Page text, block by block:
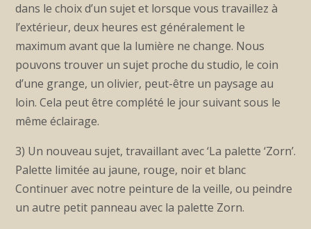
dans le choix d’un sujet et lorsque vous travaillez à
l’extérieur, deux heures est généralement le
maximum avant que la lumière ne change. Nous
pouvons trouver un sujet proche du studio, le coin
d’une grange, un olivier, peut-être un paysage au
loin. Cela peut être complété le jour suivant sous le
même éclairage.
3) Un nouveau sujet, travaillant avec ‘La palette ‘Zorn’.
Palette limitée au jaune, rouge, noir et blanc
Continuer avec notre peinture de la veille, ou peindre
un autre petit panneau avec la palette Zorn.